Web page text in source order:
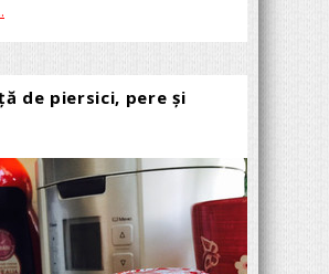
de piersici, pere şi